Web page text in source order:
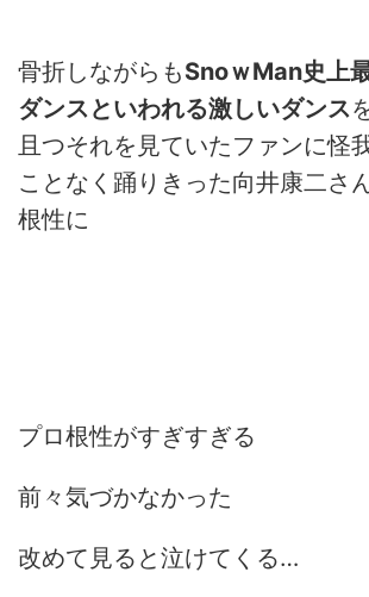
骨折しながらもSnoｗMan史上
ダンスといわれる激しいダンス
且つそれを見ていたファンに怪
ことなく踊りきった向井康二さ
根性に
プロ根性がすぎすぎる
前々気づかなかった
改めて見ると泣けてくる…